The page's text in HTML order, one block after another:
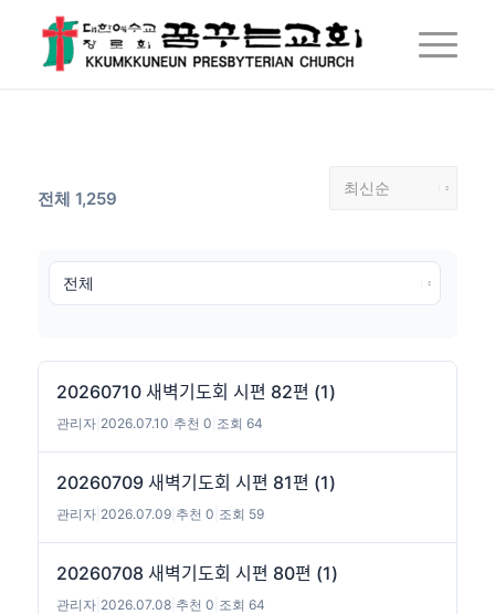
전체 1,259
20260710 새벽기도회 시편 82편 (1)
관리자| 2026.07.10 추천 0 조회 64
20260709 새벽기도회 시편 81편 (1)
관리자| 2026.07.09| 추천 0 조회 59
20260708 새벽기도회 시편 80편 (1)
관리자| 2026.07.08| 추천 0 조회 64